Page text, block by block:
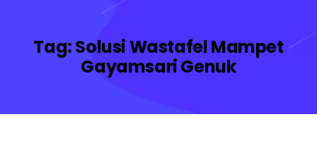
Tag:Solusi Wastafel Mampet
Gayamsari Genuk